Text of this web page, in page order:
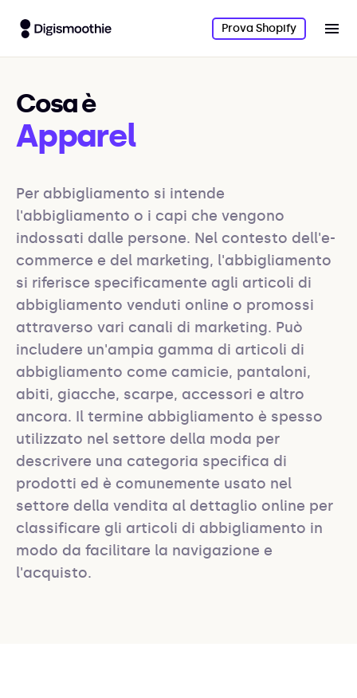
Prova Shopify
Cosa è
Apparel
Per abbigliamento si intende
l'abbigliamento o i capi che vengono
indossati dalle persone. Nel contesto dell'e-
commerce e del marketing, l'abbigliamento
si riferisce specificamente agli articoli di
abbigliamento venduti online o promossi
attraverso vari canali di marketing. Può
includere un'ampia gamma di articoli di
abbigliamento come camicie, pantaloni,
abiti, giacche, scarpe, accessori e altro
ancora. Il termine abbigliamento è spesso
utilizzato nel settore della moda per
descrivere una categoria specifica di
prodotti ed è comunemente usato nel
settore della vendita al dettaglio online per
classificare gli articoli di abbigliamento in
modo da facilitare la navigazione e
l'acquisto.